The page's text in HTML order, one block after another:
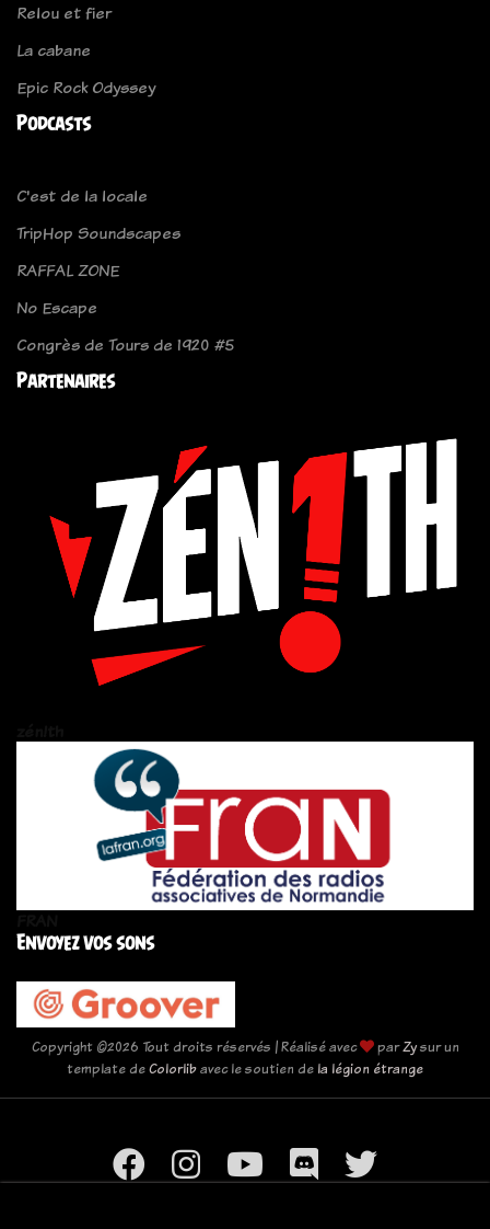
Relou et fier
La cabane
Epic Rock Odyssey
Podcasts
C'est de la locale
TripHop Soundscapes
RAFFAL ZONE
No Escape
Congrès de Tours de 1920 #5
Partenaires
Envoyez vos sons
Copyright ©2026 Tout droits réservés | Réalisé avec parZysur un
template deColorlibavec le soutien de la légion étrange